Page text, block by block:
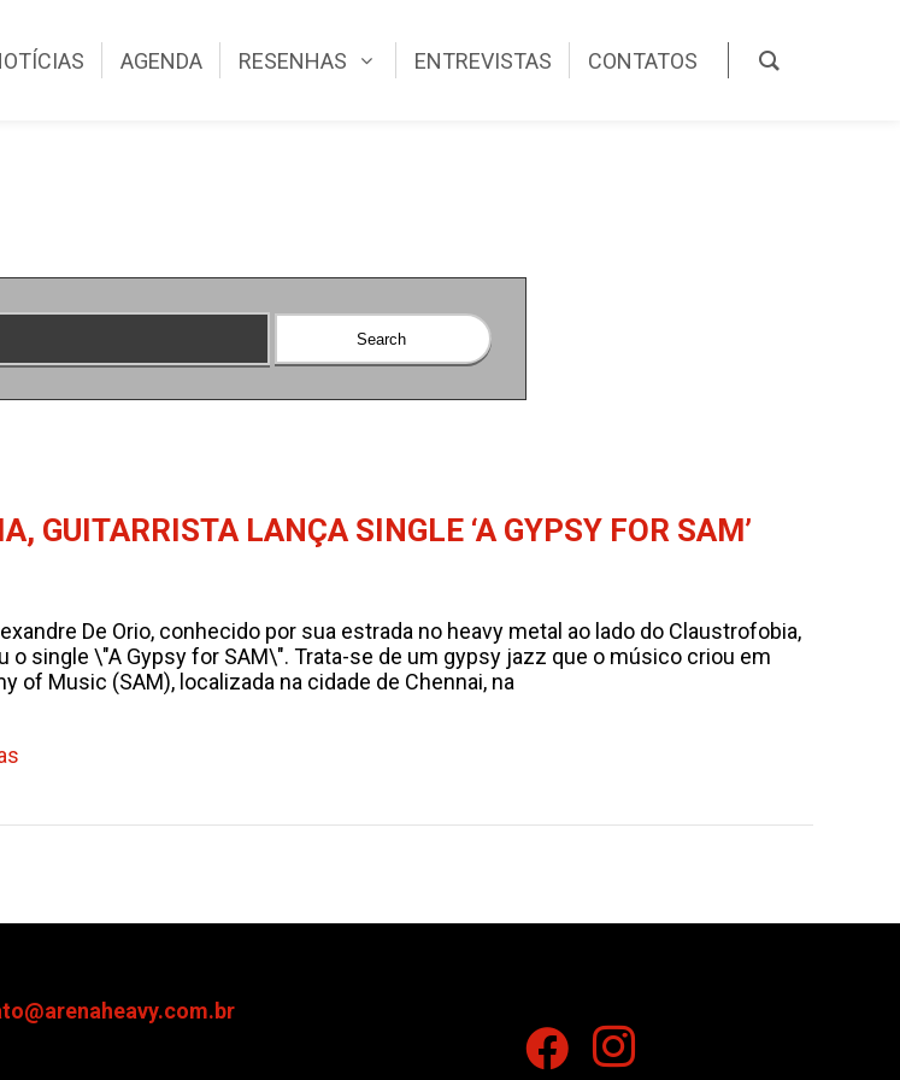
AGENDA RESENHAS ENTREVISTAS CONTATOS
GUITARRISTA LANÇA SINGLE ‘A GYPSY FOR SAM’
De Orio, conhecido por sua estrada no heavy metal ao lado do Claustrofobia,
o single \"A Gypsy for SAM\". Trata-se de um gypsy jazz que o músico criou em
of Music (SAM), localizada na cidade de Chennai, na